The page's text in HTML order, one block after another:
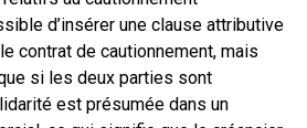
d’insérer une clause attributive
contrat de cautionnement, mais
si les deux parties sont
est présumée dans un